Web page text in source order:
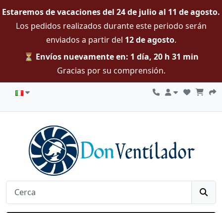
Estaremos de vacaciones del 24 de julio al 11 de agosto.
Los pedidos realizados durante este periodo serán
enviados a partir del 12 de agosto.
⏳ Envíos nuevamente en: 1 día, 20 h 31 min
Gracias por su comprensión.